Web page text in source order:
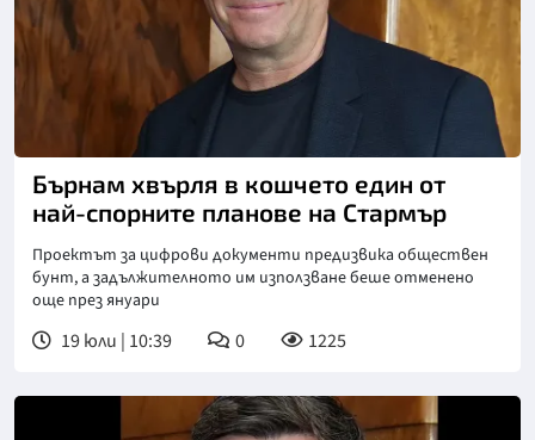
Снимка: Университет на Ливърпул
Бърнам хвърля в кошчето един от
най-спорните планове на Стармър
Проектът за цифрови документи предизвика обществен
бунт, а задължителното им използване беше отменено
още през януари
19 юли | 10:39 0 1225